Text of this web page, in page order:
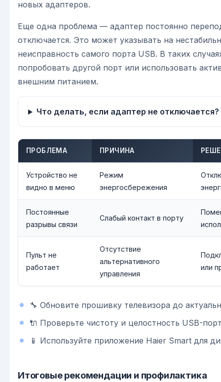
новых адаптеров.
Еще одна проблема — адаптер постоянно
отключается. Это может указывать на
неисправность самого порта USB. В таких
попробовать другой порт или использовать
внешним питанием.
Что делать, если адаптер не отключается?
ПРОБЛЕМА ПРИЧИНА
Устройство не
видно в меню
Режим
энергосбережения
Постоянные
разрывы связи
Слабый контакт в порту
Пульт не
работает
Отсутствие
альтернативного
управления
или
🔧 Обновите прошивку телевизора до
🔌 Проверьте чистоту и целостность USB-
📱 Используйте приложение Haier Smart для
Итоговые рекомендации и профилактика